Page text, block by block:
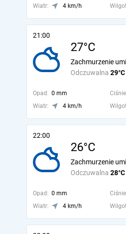
Wiatr:
4 km/h
21:00
27°C
Odczuwalna 29°C
Zachmurzenie
Opad: 0 mm
Wiatr:
4 km/h
22:00
26°C
Odczuwalna 28°C
Zachmurzenie
Opad: 0 mm
Wiatr:
4 km/h